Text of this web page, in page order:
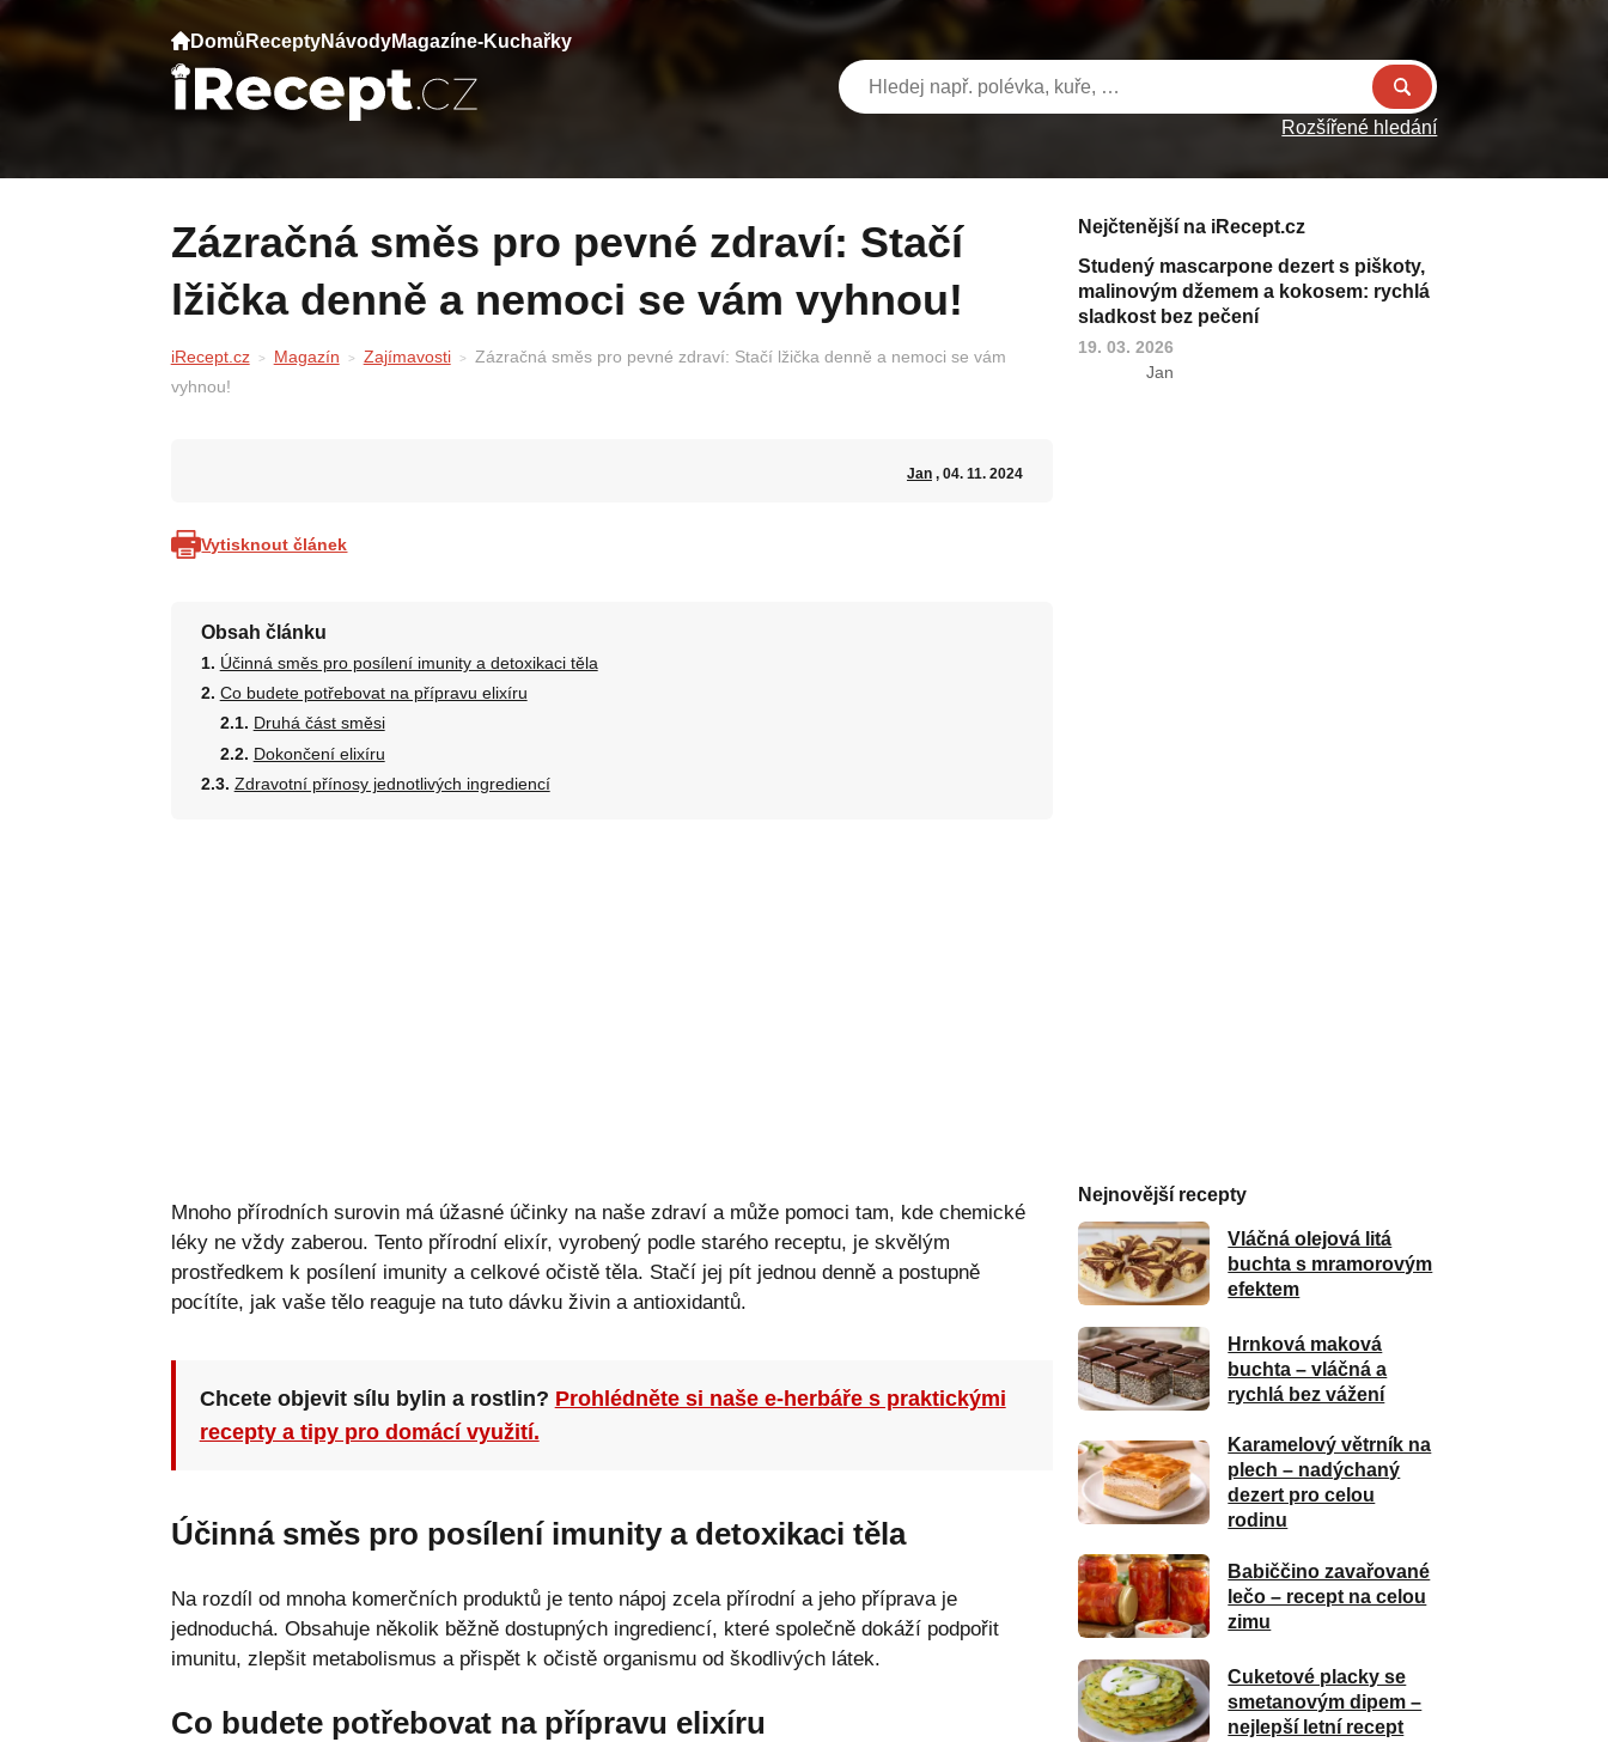
Domů ReceptyNávodyMagazíne-Kuchařky
Rozšířené hledání
Zázračná směs pro pevné zdraví: Stačí
lžička denně a nemoci se vám vyhnou!
iRecept.cz Magazín Zajímavosti
Zázračná směs pro pevné zdraví: Stačí lžička denně a nemoci se vám
vyhnou!
Jan, 04. 11. 2024
Vytisknout článek
Obsah článku
Účinná směs pro posílení imunity a detoxikaci těla
Co budete potřebovat na přípravu elixíru
Druhá část směsi
Dokončení elixíru
Zdravotní přínosy jednotlivých ingrediencí
Mnoho přírodních surovin má úžasné účinky na naše zdraví a může pomoci tam, kde chemické
léky ne vždy zaberou. Tento přírodní elixír, vyrobený podle starého receptu, je skvělým
prostředkem k posílení imunity a celkové očistě těla. Stačí jej pít jednou denně a postupně
pocítíte, jak vaše tělo reaguje na tuto dávku živin a antioxidantů.
Chcete objevit sílu bylin a rostlin? Prohlédněte si naše e-herbáře s praktickými
recepty a tipy pro domácí využití.
Účinná směs pro posílení imunity a detoxikaci těla
Na rozdíl od mnoha komerčních produktů je tento nápoj zcela přírodní a jeho příprava je
jednoduchá. Obsahuje několik běžně dostupných ingrediencí, které společně dokáží podpořit
imunitu, zlepšit metabolismus a přispět k očistě organismu od škodlivých látek.
Co budete potřebovat na přípravu elixíru
Nejčtenější na iRecept.cz
Studený mascarpone dezert s piškoty,
malinovým džemem a kokosem: rychlá
sladkost bez pečení
19. 03. 2026
Jan
Nejnovější recepty
Vláčná olejová litá
buchta s mramorovým
efektem
Hrnková maková
buchta – vláčná a
rychlá bez vážení
Karamelový větrník na
plech – nadýchaný
dezert pro celou
rodinu
Babiččino zavařované
lečo – recept na celou
zimu
Cuketové placky se
smetanovým dipem –
nejlepší letní recept